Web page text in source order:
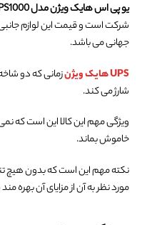
یو پی اس هایک ویژن مدل DS-UPS1000
شرکت است و قیمت این لوازم
جهانی می باشد.
UPS هایک ویژن
زمانی که دو
شارژ می کند.
ویژگی مهم این کالا این است که
خاموش بماند.
نکته مهم این است که بدون هیچ
مورد نظر به آن از مزایای آن بهره